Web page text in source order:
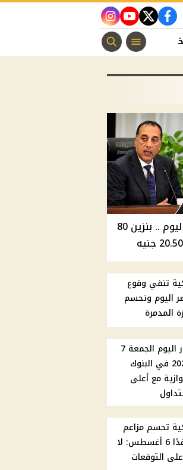
facebook
twitter
youtube
instagram
الفن منوعات مسيحية
أسعار الوقود في مصر اليوم .. بنزين 80
تنفي وقوع
اليوم وتحسم
المدمرة
أسعار الدولار اليوم الجمعة 7
أغسطس 2026 في البنوك
مع أعلى
تحسم مزاعم
وقوع زلزال غدًا 6 أغسطس: لا
التوقعات